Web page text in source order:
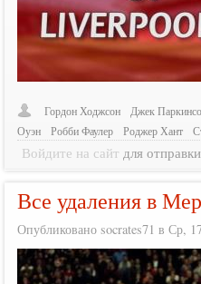
Гордон Ходжсон
Джек
Оуэн
Робби Фаулер Роджер Хант
Войдите на сайт для
Все удаления в
Опубликовано socrates71 в Ср,